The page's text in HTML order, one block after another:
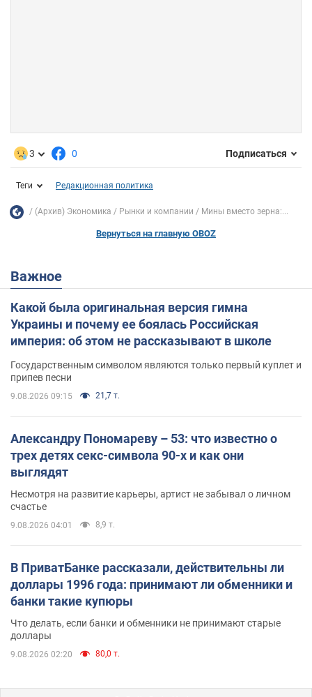
3 0 Подписаться
Теги Редакционная политика
(Архив) Экономика Рынки и компании Мины вместо зерна:...
Вернуться на главную OBOZ
Важное
Какой была оригинальная версия гимна
Украины и почему ее боялась Российская
империя: об этом не рассказывают в школе
Государственным символом являются только первый куплет и
припев песни
9.08.2026 09:15 21,7 т.
Александру Пономареву – 53: что известно о
трех детях секс-символа 90-х и как они
выглядят
Несмотря на развитие карьеры, артист не забывал о личном
счастье
9.08.2026 04:01 8,9 т.
В ПриватБанке рассказали, действительны ли
доллары 1996 года: принимают ли обменники и
банки такие купюры
Что делать, если банки и обменники не принимают старые
доллары
9.08.2026 02:20 80,0 т.